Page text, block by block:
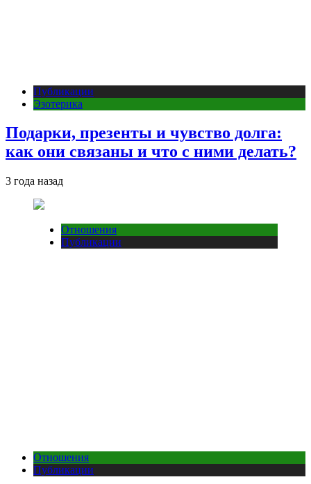
Публикации
Эзотерика
Подарки, презенты и чувство долга:
как они связаны и что с ними делать?
3 года назад
Отношения
Публикации
Отношения
Публикации